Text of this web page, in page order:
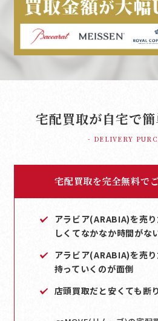
宅配買取が自宅で簡
- DELIVERY
宅配買取を完全無料で
アラビア(ARABIA)を売
しくてなかなか時間がな
アラビア(ARABIA)を売
持っていくのが面倒
店頭買取だと安くても断